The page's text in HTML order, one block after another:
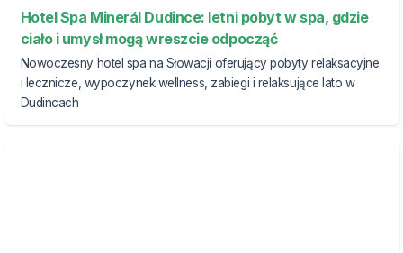
Hotel Spa Minerál Dudince: letni pobyt w spa, gdzie
ciało i umysł mogą wreszcie odpocząć
Nowoczesny hotel spa na Słowacji oferujący pobyty relaksacyjne
i lecznicze, wypoczynek wellness, zabiegi i relaksujące lato w
Dudincach